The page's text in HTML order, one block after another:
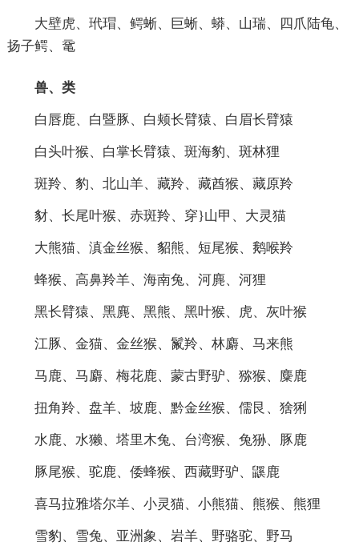
大壁虎、玳瑁、鳄蜥、巨蜥、蟒、山瑞、四爪陆龟、
扬子鳄、鼋
兽、类
白唇鹿、白暨豚、白颊长臂猿、白眉长臂猿
白头叶猴、白掌长臂猿、斑海豹、斑林狸
斑羚、豹、北山羊、藏羚、藏酋猴、藏原羚
豺、长尾叶猴、赤斑羚、穿}山甲、大灵猫
大熊猫、滇金丝猴、貂熊、短尾猴、鹅喉羚
蜂猴、高鼻羚羊、海南兔、河麂、河狸
黑长臂猿、黑麂、黑熊、黑叶猴、虎、灰叶猴
江豚、金猫、金丝猴、鬣羚、林麝、马来熊
马鹿、马麝、梅花鹿、蒙古野驴、猕猴、麋鹿
扭角羚、盘羊、坡鹿、黔金丝猴、儒艮、猞猁
水鹿、水獭、塔里木兔、台湾猴、兔狲、豚鹿
豚尾猴、驼鹿、倭蜂猴、西藏野驴、鼷鹿
喜马拉雅塔尔羊、小灵猫、小熊猫、熊猴、熊狸
雪豹、雪兔、亚洲象、岩羊、野骆驼、野马